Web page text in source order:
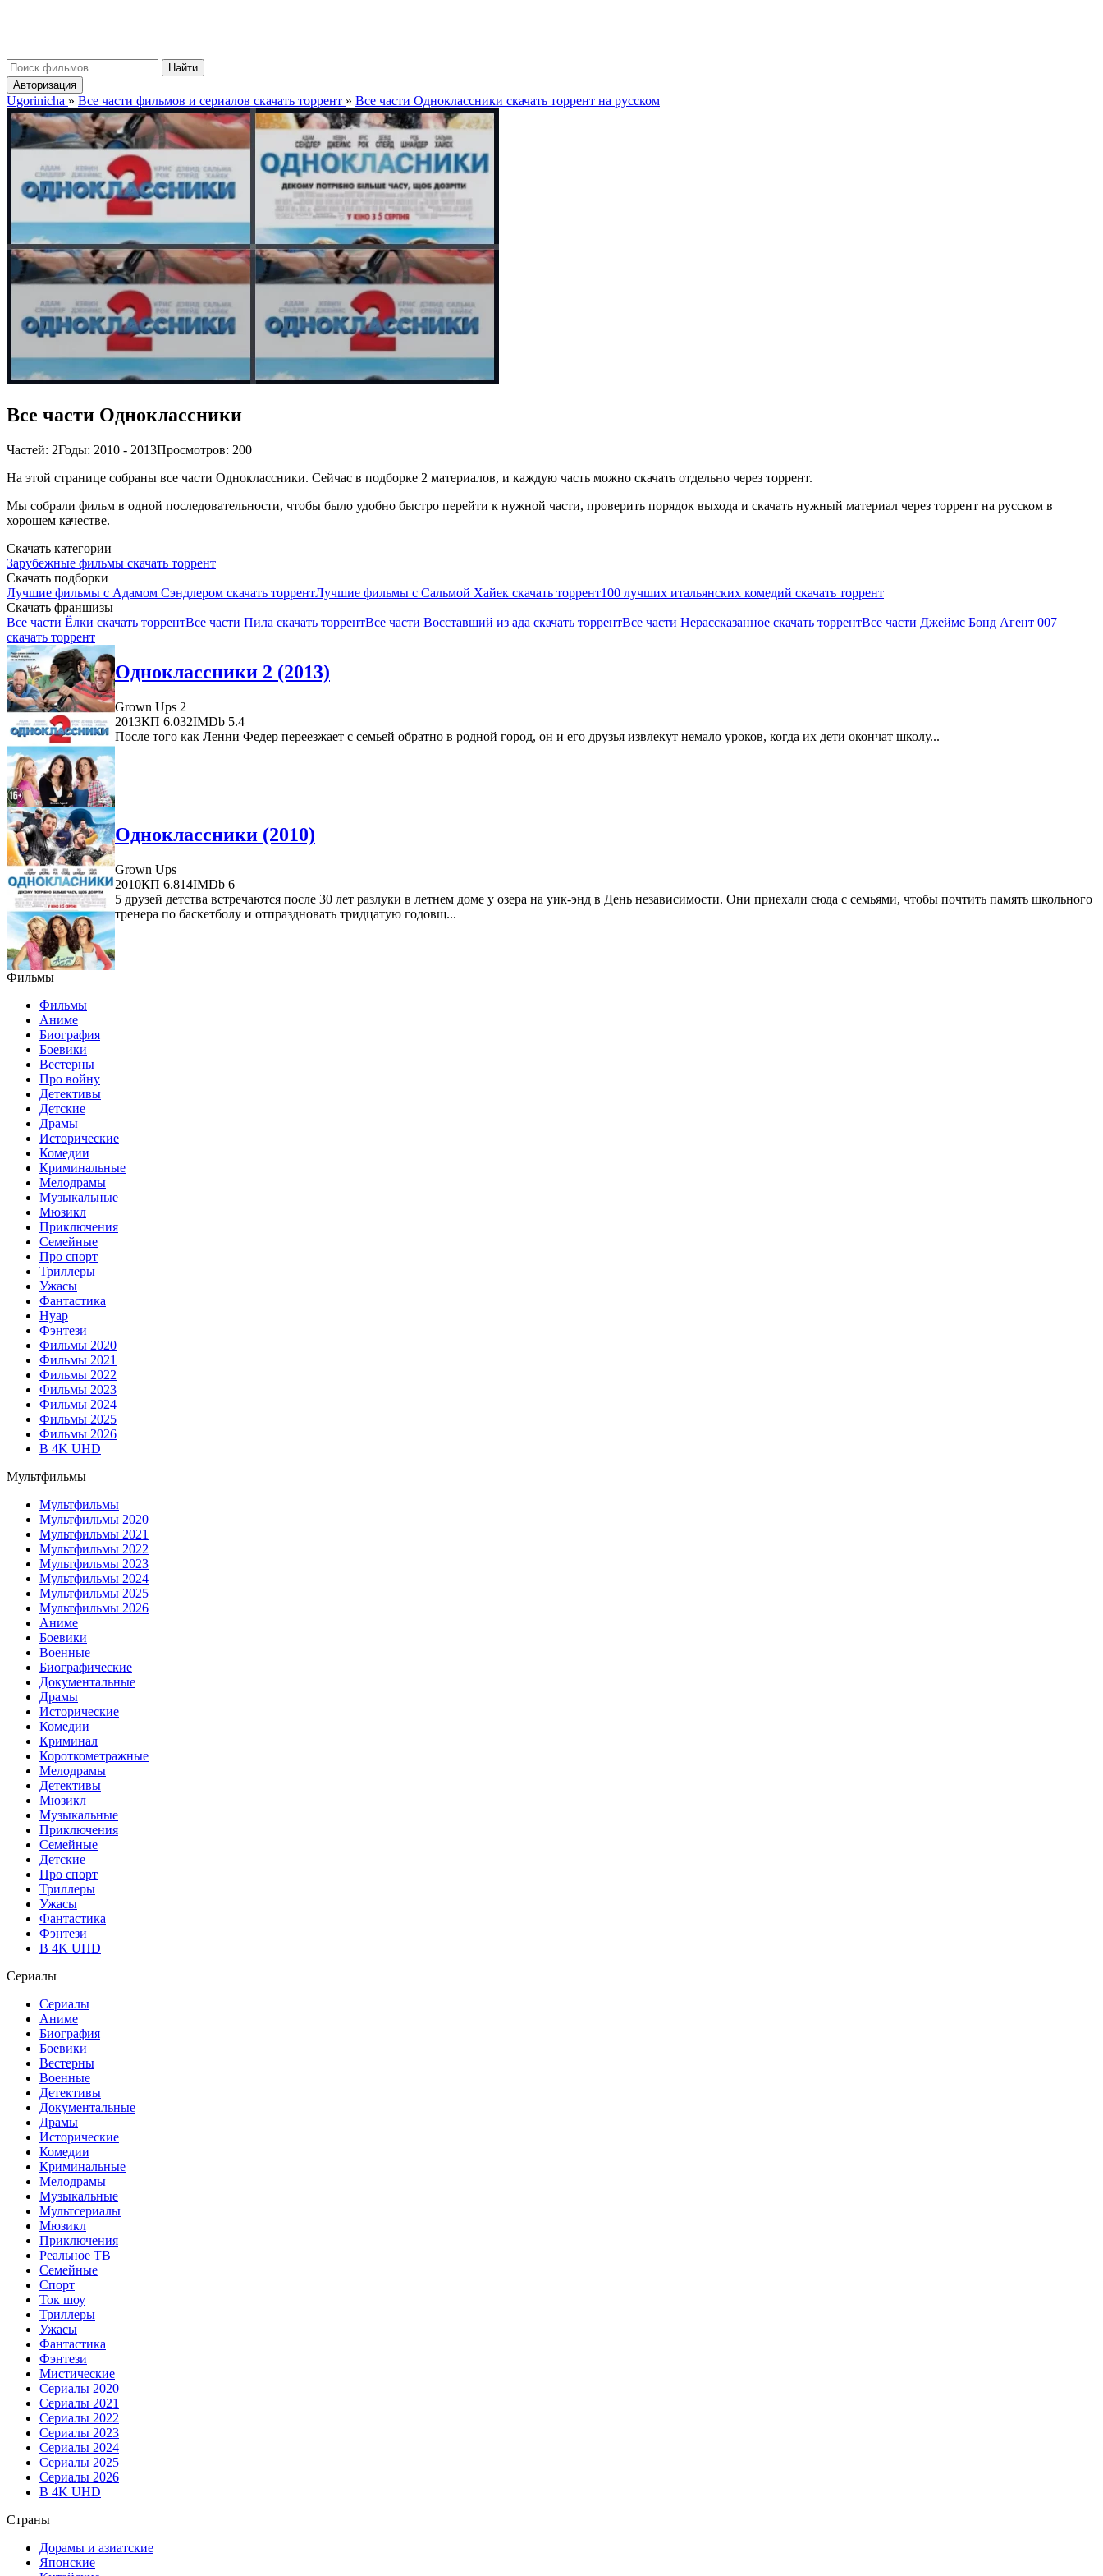
Найти
Авторизация
Ugorinicha » Все части фильмов и сериалов скачать торрент » Все части Одноклассники скачать торрент на русском
Все части Одноклассники
Частей: 2Годы: 2010 - 2013Просмотров: 200
На этой странице собраны все части Одноклассники. Сейчас в подборке 2 материалов, и каждую часть можно скачать отдельно через торрент.
Мы собрали фильм в одной последовательности, чтобы было удобно быстро перейти к нужной части, проверить порядок выхода и скачать нужный материал через торрент на русском в
хорошем качестве.
Скачать категории
Зарубежные фильмы скачать торрент
Скачать подборки
Лучшие фильмы с Адамом Сэндлером скачать торрентЛучшие фильмы с Сальмой Хайек скачать торрент100 лучших итальянских комедий скачать торрент
Скачать франшизы
Все части Ёлки скачать торрентВсе части Пила скачать торрентВсе части Восставший из ада скачать торрентВсе части Нерассказанное скачать торрентВсе части Джеймс Бонд Агент 007
скачать торрент
Одноклассники 2 (2013)
Grown Ups 2
2013КП 6.032IMDb 5.4
После того как Ленни Федер переезжает с семьей обратно в родной город, он и его друзья извлекут немало уроков, когда их дети окончат школу...
Одноклассники (2010)
Grown Ups
2010КП 6.814IMDb 6
5 друзей детства встречаются после 30 лет разлуки в летнем доме у озера на уик-энд в День независимости. Они приехали сюда с семьями, чтобы почтить память школьного
тренера по баскетболу и отпраздновать тридцатую годовщ...
Фильмы
Фильмы
Аниме
Биография
Боевики
Вестерны
Про войну
Детективы
Детские
Драмы
Исторические
Комедии
Криминальные
Мелодрамы
Музыкальные
Мюзикл
Приключения
Семейные
Про спорт
Триллеры
Ужасы
Фантастика
Нуар
Фэнтези
Фильмы 2020
Фильмы 2021
Фильмы 2022
Фильмы 2023
Фильмы 2024
Фильмы 2025
Фильмы 2026
В 4K UHD
Мультфильмы
Мультфильмы
Мультфильмы 2020
Мультфильмы 2021
Мультфильмы 2022
Мультфильмы 2023
Мультфильмы 2024
Мультфильмы 2025
Мультфильмы 2026
Аниме
Боевики
Военные
Биографические
Документальные
Драмы
Исторические
Комедии
Криминал
Короткометражные
Мелодрамы
Детективы
Мюзикл
Музыкальные
Приключения
Семейные
Детские
Про спорт
Триллеры
Ужасы
Фантастика
Фэнтези
В 4K UHD
Сериалы
Сериалы
Аниме
Биография
Боевики
Вестерны
Военные
Детективы
Документальные
Драмы
Исторические
Комедии
Криминальные
Мелодрамы
Музыкальные
Мультсериалы
Мюзикл
Приключения
Реальное ТВ
Семейные
Спорт
Ток шоу
Триллеры
Ужасы
Фантастика
Фэнтези
Мистические
Сериалы 2020
Сериалы 2021
Сериалы 2022
Сериалы 2023
Сериалы 2024
Сериалы 2025
Сериалы 2026
В 4K UHD
Страны
Дорамы и азиатские
Японские